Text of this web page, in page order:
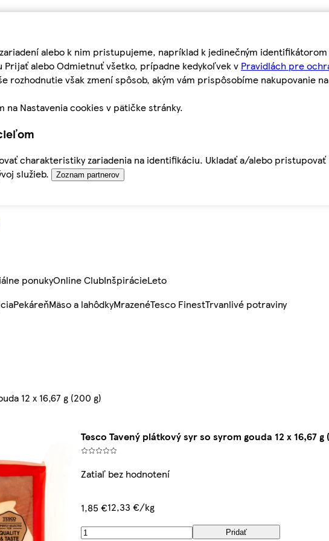
alebo k nim pristupujeme, napríklad k jedinečným
alebo Odmietnuť všetko, prípadne kedykoľvek v Pravidlách pre
rozhodnutie však zmení spôsob, akým vám prispôsobíme nakupovanie
na Nastavenia cookies v pätičke stránky.
charakteristiky zariadenia na identifikáciu. Ukladať a/alebo
služieb.
Zoznam partnerov
ponukyOnline ClubInšpirácieLeto
PekáreňMäso a lahôdkyMrazenéTesco FinestTrvanlivé potraviny
12 x 16,67 g (200 g)
Tesco Tavený plátkový syr so syrom gouda 12 x 16,67 g
Zatiaľ bez hodnotení
1,85 €12,33 €/kg
Pridať